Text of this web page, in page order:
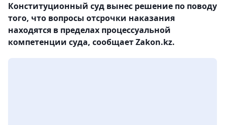
Конституционный суд вынес решение по поводу
того, что вопросы отсрочки наказания
находятся в пределах процессуальной
компетенции суда, сообщает Zakon.kz.